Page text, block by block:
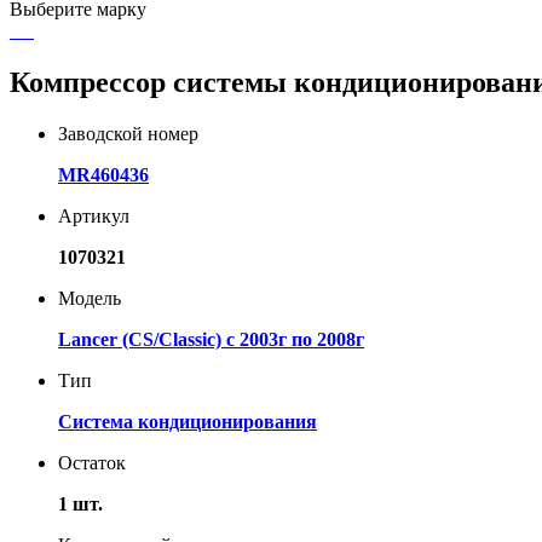
Выберите марку
Компрессор системы
Заводской номер
MR460436
Артикул
1070321
Модель
Lancer (CS/Classic) с 2003г по 2008г
Тип
Система кондиционирования
Остаток
1 шт.